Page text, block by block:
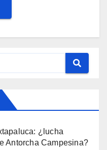
¿lucha
Antorcha Campesina?